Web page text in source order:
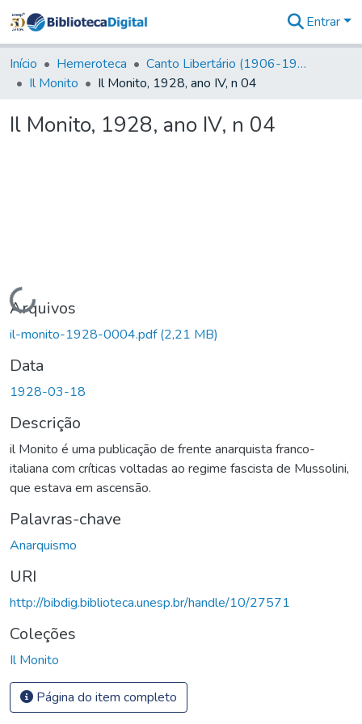
&
Coleções
Tudo na
Digital
Entrar
Início Hemeroteca
Canto Libertário (1906-1995)
Il Monito
Il Monito, 1928, ano IV, n 04
Il Monito, 1928, ano IV, n 04
Carregando...
Arquivos
il-monito-1928-0004.pdf(2,21 MB)
Data
1928-03-18
Descrição
il Monito é uma publicação de frente anarquista franco-
italiana com críticas voltadas ao regime fascista de Mussolini,
que estava em ascensão.
Palavras-chave
Anarquismo
URI
http://bibdig.biblioteca.unesp.br/handle/10/27571
Coleções
Il Monito
Página do item completo